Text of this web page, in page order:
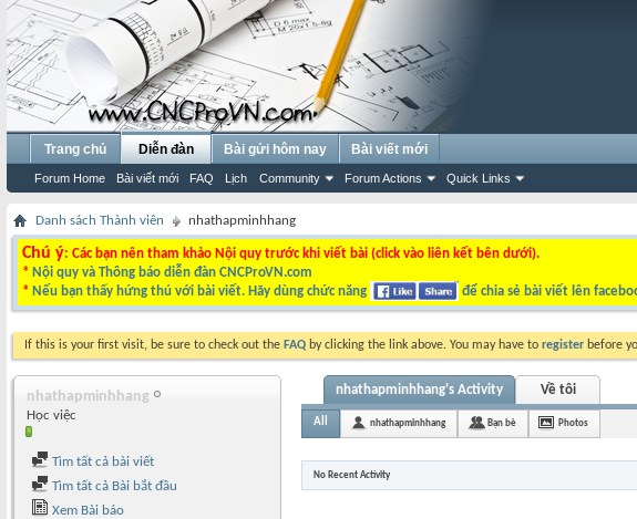
Trang chủ Diễn đàn
Forum Home Bài viết mới FAQ Lịch Community Forum Actions Quick Links
Bài gửi hôm nay Bài viết mới
Danh sách Thành viên nhathapminhhang
Chú ý: Các bạn nên tham khảo Nội quy trước khi viết bài (click vào liên kết bên dưới).
* Nội quy và Thông báo diễn đàn CNCProVN.com
* Nếu bạn thấy hứng thú với bài viết. Hãy dùng chức năng để chia sẻ bài viết lên
If this is your first visit, be sure to check out the FAQ by clicking the link above. You may have to register before
nhathapminhhang
Học việc
Tìm tất cả bài viết
Tìm tất cả Bài bắt đầu
Xem Bài báo
nhathapminhhang's Activity Về tôi
All nhathapminhhang Bạn bè Photos
No Recent Activity